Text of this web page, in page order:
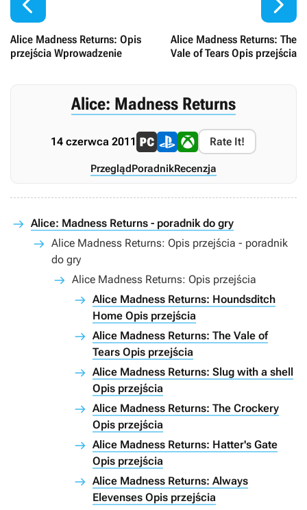
Alice Madness Returns: Opis
przejścia Wprowadzenie
Alice Madness Returns: The
Vale of Tears Opis przejścia
Alice: Madness Returns
14 czerwca 2011 Rate It!
Przegląd PoradnikRecenzja
Alice: Madness Returns - poradnik do gry
Alice Madness Returns: Opis przejścia - poradnik
do gry
Alice Madness Returns: Opis przejścia
Alice Madness Returns: Houndsditch
Home Opis przejścia
Alice Madness Returns: The Vale of
Tears Opis przejścia
Alice Madness Returns: Slug with a shell
Opis przejścia
Alice Madness Returns: The Crockery
Opis przejścia
Alice Madness Returns: Hatter's Gate
Opis przejścia
Alice Madness Returns: Always
Elevenses Opis przejścia